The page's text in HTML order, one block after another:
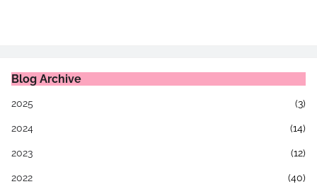
Blog Archive
2025 (3)
2024 (14)
2023 (12)
2022 (40)